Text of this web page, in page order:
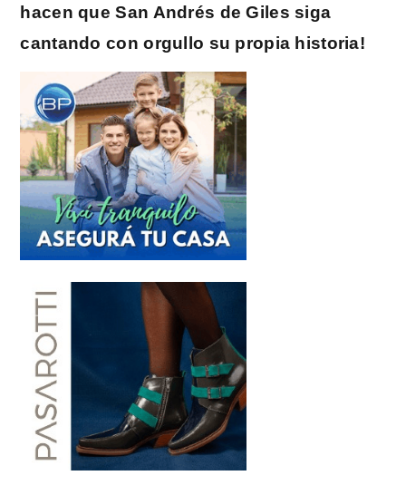
hacen que San Andrés de Giles siga
cantando con orgullo su propia historia!